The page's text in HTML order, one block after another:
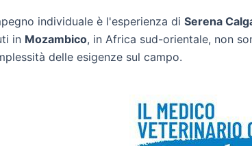
individuale è l'esperienza di Serena
in Mozambico, in Africa sud-orientale, non
delle esigenze sul campo.